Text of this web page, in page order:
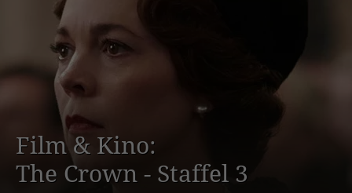
Film & Kino:
The Crown - Staffel 3